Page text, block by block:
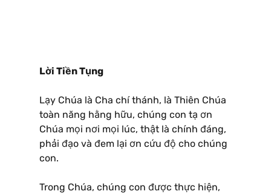
Lời Tiền Tụng
Lạy Chúa là Cha chí thánh, là Thiên Chúa
toàn năng hằng hữu, chúng con tạ ơn
Chúa mọi nơi mọi lúc, thật là chính đáng,
phải đạo và đem lại ơn cứu độ cho chúng
con.
Trong Chúa, chúng con được thực hiện,